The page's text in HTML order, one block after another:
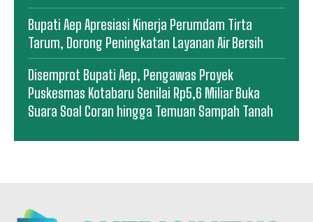
Bupati Aep Apresiasi Kinerja Perumdam Tirta
Tarum, Dorong Peningkatan Layanan Air Bersih
Disemprot Bupati Aep, Pengawas Proyek
Puskesmas Kotabaru Senilai Rp5,6 Miliar Buka
Suara Soal Coran hingga Temuan Sampah Tanah